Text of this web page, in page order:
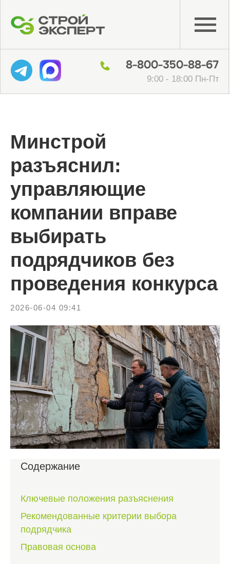
Минстрой
разъяснил:
управляющие
компании вправе
выбирать
подрядчиков без
проведения конкурса
2026-06-04 09:41
Содержание
Ключевые положения разъяснения
Рекомендованные критерии выбора
подрядчика
Правовая основа